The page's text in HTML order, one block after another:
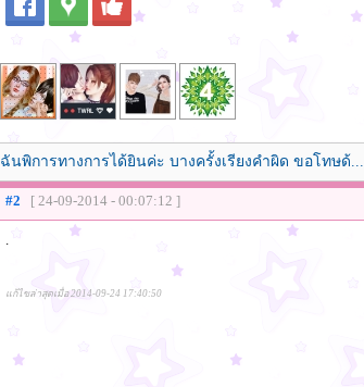
ฉันพิการทางการได้ยินค่ะ บางครั้งเรียงคำผิด ขอโทษด้...
#2 [ 24-09-2014 - 00:07:12 ]
.
แก้ไขล่าสุดเมื่อ 2014-09-24 17:40:50